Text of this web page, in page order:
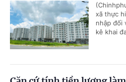
xã thực
nhập đối
kê khai